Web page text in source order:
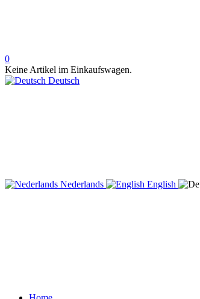
0
Keine Artikel im Einkaufswagen.
Deutsch
Nederlands English